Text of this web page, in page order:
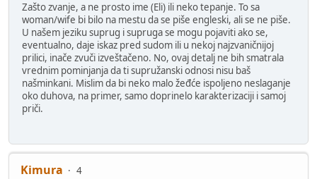
Zašto zvanje, a ne prosto ime (Eli) ili neko tepanje. To sa
woman/wife bi bilo na mestu da se piše engleski, ali se ne piše.
U našem jeziku suprug i supruga se mogu pojaviti ako se,
eventualno, daje iskaz pred sudom ili u nekoj najzvaničnijoj
prilici, inače zvuči izveštačeno. No, ovaj detalj ne bih smatrala
vrednim pominjanja da ti supružanski odnosi nisu baš
našminkani. Mislim da bi neko malo žeđće ispoljeno neslaganje
oko duhova, na primer, samo doprinelo karakterizaciji i samoj
priči.
Kimura
4